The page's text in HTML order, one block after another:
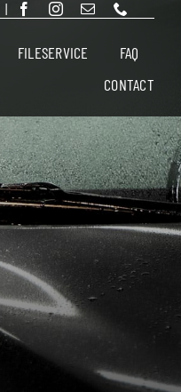
|
FILESERVICE
FAQ
CONTACT